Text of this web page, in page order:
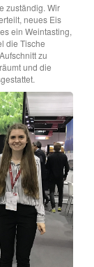
zuständig. Wir
neues Eis
ein Weintasting,
die Tische
zu
und die